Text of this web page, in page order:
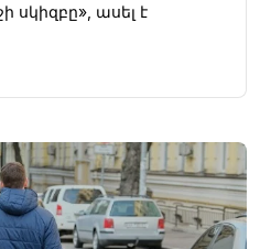
սկիզբը», ասել է